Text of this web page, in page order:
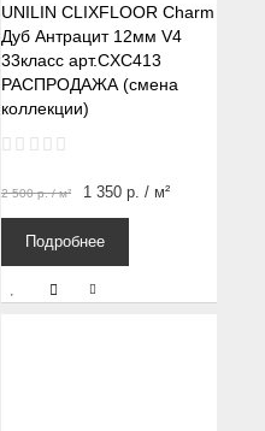
UNILIN CLIXFLOOR Charm
Дуб Антрацит 12мм V4
33класс арт.CXC413
РАСПРОДАЖА (смена
коллекции)
2 500р./ м² 1 350 р. / м²
Подробнее